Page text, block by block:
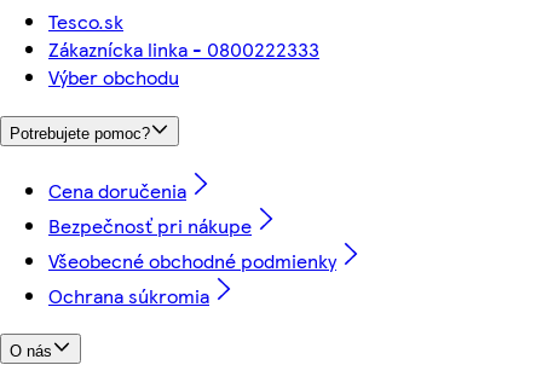
Tesco.sk
Zákaznícka linka - 0800222333
Výber obchodu
Potrebujete pomoc?
Cena doručenia
Bezpečnosť pri nákupe
Všeobecné obchodné podmienky
Ochrana súkromia
O nás